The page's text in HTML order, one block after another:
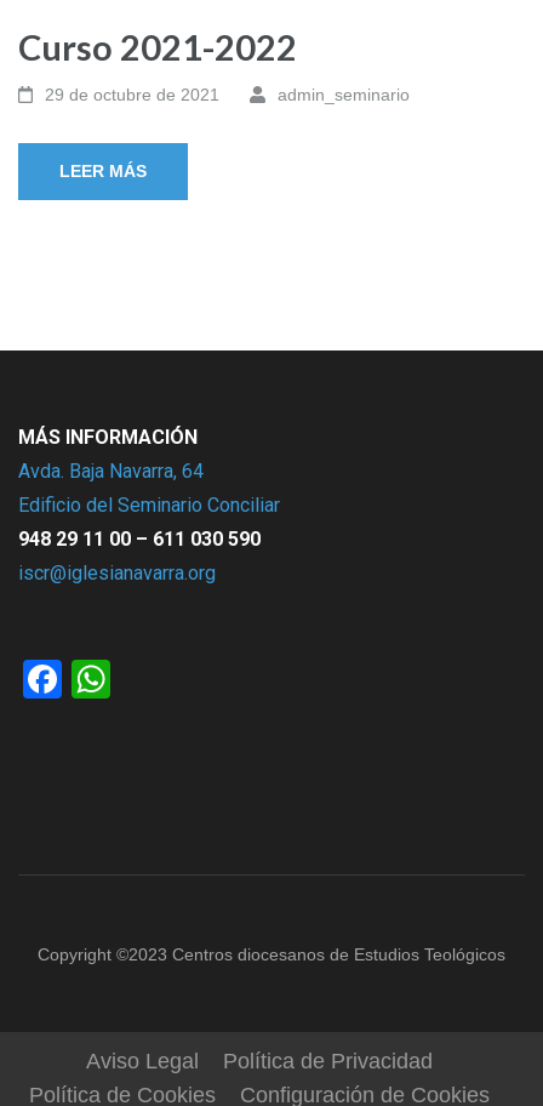
Curso 2021-2022
29 de octubre de 2021 admin_seminario
LEER MÁS
MÁS INFORMACIÓN
Avda. Baja Navarra, 64
Edificio del Seminario Conciliar
948 29 11 00 – 611 030 590
iscr@iglesianavarra.org
Facebook
Copyright ©2023 Centros diocesanos de Estudios Teológicos
Aviso Legal
Política de Privacidad
Política de Cookies
Configuración de Cookies